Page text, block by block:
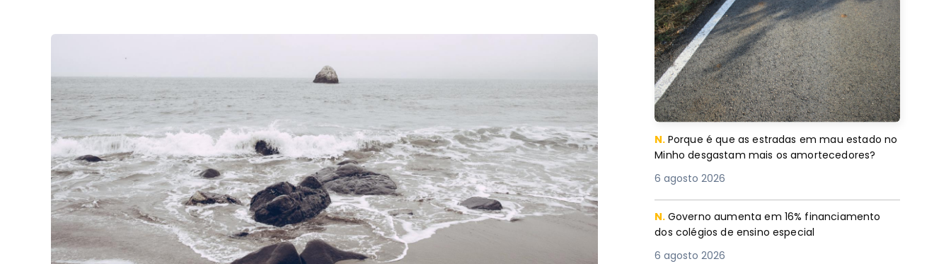
N. Porque é que as estradas em mau estado no
Minho desgastam mais os amortecedores?
6 agosto 2026
N. Governo aumenta em 16% financiamento
dos colégios de ensino especial
6 agosto 2026